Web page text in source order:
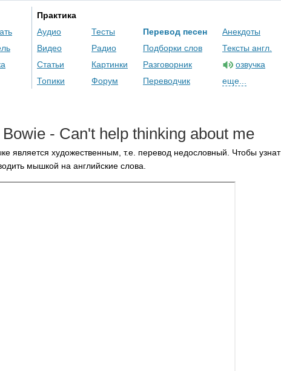
Практика
Аудио
Видео
Статьи
Топики
Тесты
Радио
Картинки
Форум
Перевод песен
Подборки слов
Разговорник
Переводчик
Анекдоты
Тексты англ.
озвучка
еще...
Bowie - Can't help thinking about me
является художественным, т.е. перевод недословный. Чтобы
мышкой на английские слова.